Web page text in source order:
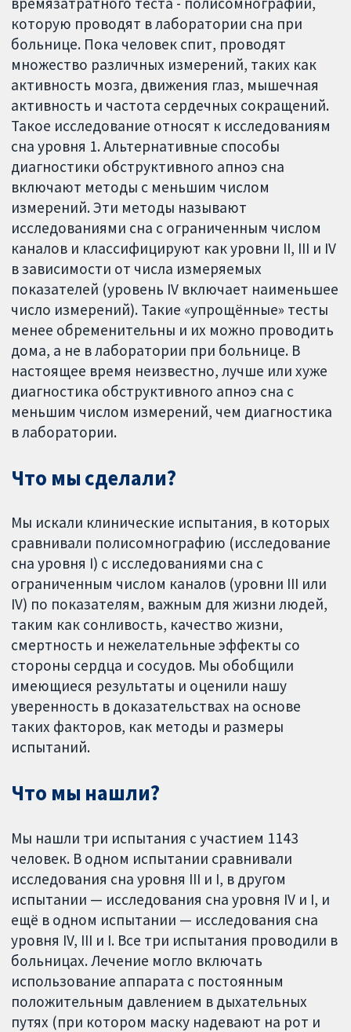
которую проводят в лаборатории сна при
больнице. Пока человек спит, проводят
множество различных измерений, таких как
активность мозга, движения глаз, мышечная
активность и частота сердечных сокращений.
Такое исследование относят к исследованиям
сна уровня 1. Альтернативные способы
диагностики обструктивного апноэ сна
включают методы с меньшим числом
измерений. Эти методы называют
исследованиями сна с ограниченным числом
каналов и классифицируют как уровни II, III и IV
в зависимости от числа измеряемых
показателей (уровень IV включает наименьшее
число измерений). Такие «упрощённые» тесты
менее обременительны и их можно проводить
дома, а не в лаборатории при больнице. В
настоящее время неизвестно, лучше или хуже
диагностика обструктивного апноэ сна с
меньшим числом измерений, чем диагностика
в лаборатории.
Что мы сделали?
Мы искали клинические испытания, в которых
сравнивали полисомнографию (исследование
сна уровня I) с исследованиями сна с
ограниченным числом каналов (уровни III или
IV) по показателям, важным для жизни людей,
таким как сонливость, качество жизни,
смертность и нежелательные эффекты со
стороны сердца и сосудов. Мы обобщили
имеющиеся результаты и оценили нашу
уверенность в доказательствах на основе
таких факторов, как методы и размеры
испытаний.
Что мы нашли?
Мы нашли три испытания с участием 1143
человек. В одном испытании сравнивали
исследования сна уровня III и I, в другом
испытании — исследования сна уровня IV и I, и
ещё в одном испытании — исследования сна
уровня IV, III и I. Все три испытания проводили в
больницах. Лечение могло включать
использование аппарата с постоянным
положительным давлением в дыхательных
путях (при котором маску надевают на рот и